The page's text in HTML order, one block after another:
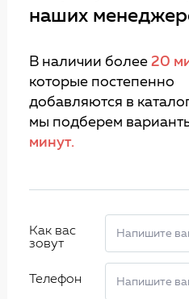
наших
В наличии более 20
которые постепенно
добавляются в
мы подберем
минут.
Как вас
зовут
Телефон